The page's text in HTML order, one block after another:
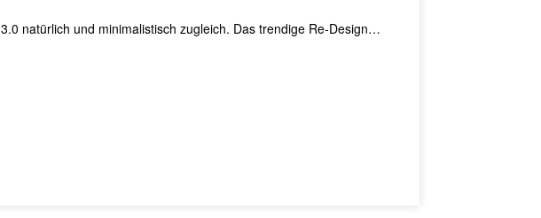
natürlich und minimalistisch zugleich. Das trendige Re-Design…